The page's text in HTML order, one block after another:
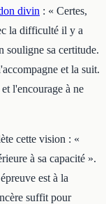
divin : « Certes,
la difficulté il y a
souligne sa certitude.
et la suit.
l'encourage à ne
cette vision : «
à sa capacité ».
est à la
suffit pour